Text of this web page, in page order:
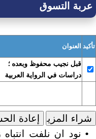
عربة التسوق
تأكيد العنوان
قبل نجيب محفوظ وبعده ؛
دراسات في الرواية العربية
• نود ان نلفت انتباه